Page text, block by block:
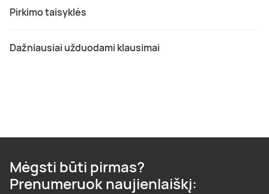
Pirkimo taisyklės
Dažniausiai užduodami klausimai
Mėgsti būti pirmas?
Prenumeruok naujienlaiškį: